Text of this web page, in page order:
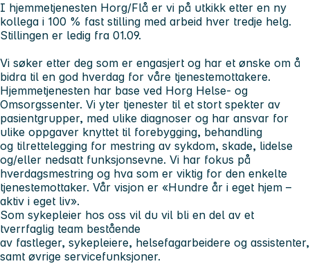
I hjemmetjenesten Horg/Flå er vi på utkikk etter en ny
kollega i 100 % fast stilling med arbeid hver tredje helg.
Stillingen er ledig fra 01.09.
Vi søker etter deg som er engasjert og har et ønske om å
bidra til en god hverdag for våre tjenestemottakere.
Hjemmetjenesten har base ved Horg Helse- og
Omsorgssenter. Vi yter tjenester til et stort spekter av
pasientgrupper, med ulike diagnoser og har ansvar for
ulike oppgaver knyttet til forebygging, behandling
og tilrettelegging for mestring av sykdom, skade, lidelse
og/eller nedsatt funksjonsevne. Vi har fokus på
hverdagsmestring og hva som er viktig for den enkelte
tjenestemottaker. Vår visjon er «Hundre år i eget hjem –
aktiv i eget liv».
Som sykepleier hos oss vil du vil bli en del av et
tverrfaglig team bestående
av fastleger, sykepleiere, helsefagarbeidere og assistenter,
samt øvrige servicefunksjoner.